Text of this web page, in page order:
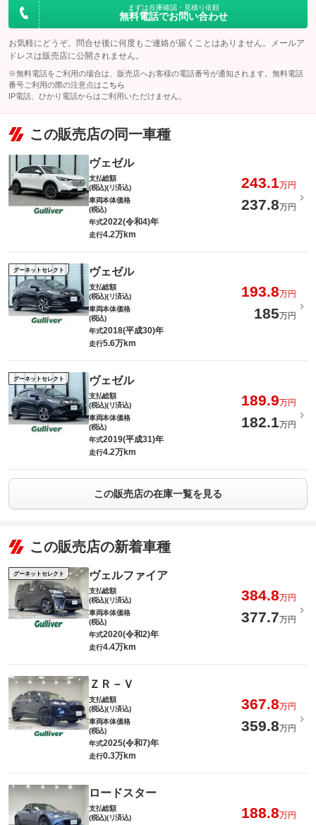
このパックの見積もり依頼（無料）
まずは在庫確認・見積り依頼
無料電話でお問い合わせ
お気軽にどうぞ。問合せ後に何度もご連絡が届くことはありません。メールア
ドレスは販売店に公開されません。
※無料電話をご利用の場合は、販売店へお客様の電話番号が通知されます。無料電話
番号ご利用の際の注意点は こちら
IP電話、ひかり電話からはご利用いただけません。
この販売店の同一車種
ヴェゼル
支払総額
(税込)(リ済込)
243.1万円
車両本体価格
(税込)
237.8万円
年式2022(令和4)年
走行4.2万km
グーネットセレクト ヴェゼル
支払総額
(税込)(リ済込)
193.8万円
車両本体価格
(税込)
185万円
年式2018(平成30)年
走行5.6万km
グーネットセレクト ヴェゼル
支払総額
(税込)(リ済込)
189.9万円
車両本体価格
(税込)
182.1万円
年式2019(平成31)年
走行4.2万km
この販売店の在庫一覧を見る
この販売店の新着車種
グーネットセレクト ヴェルファイア
支払総額
(税込)(リ済込)
384.8万円
車両本体価格
(税込)
377.7万円
年式2020(令和2)年
走行4.4万km
ＺＲ－Ｖ
支払総額
(税込)(リ済込)
367.8万円
車両本体価格
(税込)
359.8万円
年式2025(令和7)年
走行0.3万km
ロードスター
支払総額
(税込)(リ済込)
188.8万円